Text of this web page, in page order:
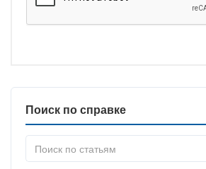
Поиск по справке